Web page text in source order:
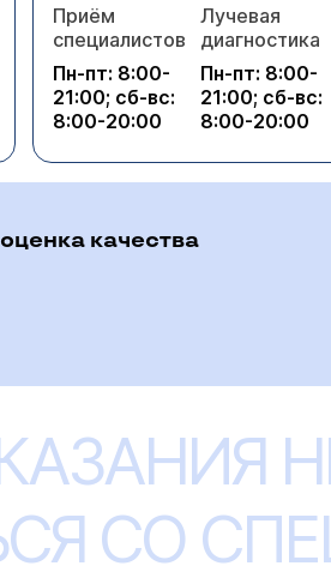
Приём
специалистов
Пн-пт: 8:00-
21:00; сб-вс:
8:00-20:00
Лучевая
диагностика
Пн-пт: 8:00-
21:00; сб-вс:
8:00-20:00
качества
СО